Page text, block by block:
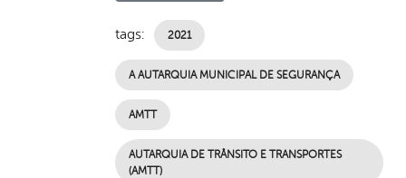
tags: 2021
A AUTARQUIA MUNICIPAL DE SEGURANÇA
AMTT
AUTARQUIA DE TRÂNSITO E TRANSPORTES
(AMTT)